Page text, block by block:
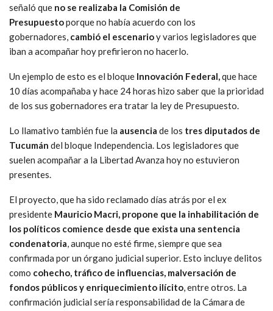
señaló que no se realizaba la Comisión de
Presupuestoporque no había acuerdo con los
gobernadores, cambió el escenarioy varios legisladores que
iban a acompañar hoy prefirieron no hacerlo.
Un ejemplo de esto es el bloque Innovación Federal,que hace
10 días acompañaba y hace 24 horas hizo saber que la prioridad
de los sus gobernadores era tratar la ley de Presupuesto.
Lo llamativo también fue la ausencia de los tres diputados de
Tucumán del bloque Independencia. Los legisladores que
suelen acompañar a la Libertad Avanza hoy no estuvieron
presentes.
El proyecto, que ha sido reclamado días atrás por el ex
presidente Mauricio Macri, propone que la inhabilitación de
los políticos comience desde que exista una sentencia
condenatoria, aunque no esté firme, siempre que sea
confirmada por un órgano judicial superior. Esto incluye delitos
como cohecho, tráfico de influencias, malversación de
fondos públicos y enriquecimiento ilícito, entre otros. La
confirmación judicial sería responsabilidad de la Cámara de